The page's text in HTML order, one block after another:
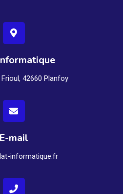
42660 Planfoy
E-mail
informatique.fr